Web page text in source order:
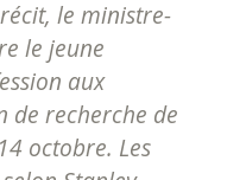
le ministre-
le jeune
aux
de recherche de
octobre. Les